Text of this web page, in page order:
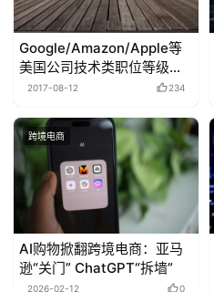
Google/Amazon/Apple等
美国公司技术类职位等级划
分2017-08-12 234
跨境电商
AI购物掀翻跨境电商：亚马
逊“关门” ChatGPT“拆墙”
2026-02-12 0